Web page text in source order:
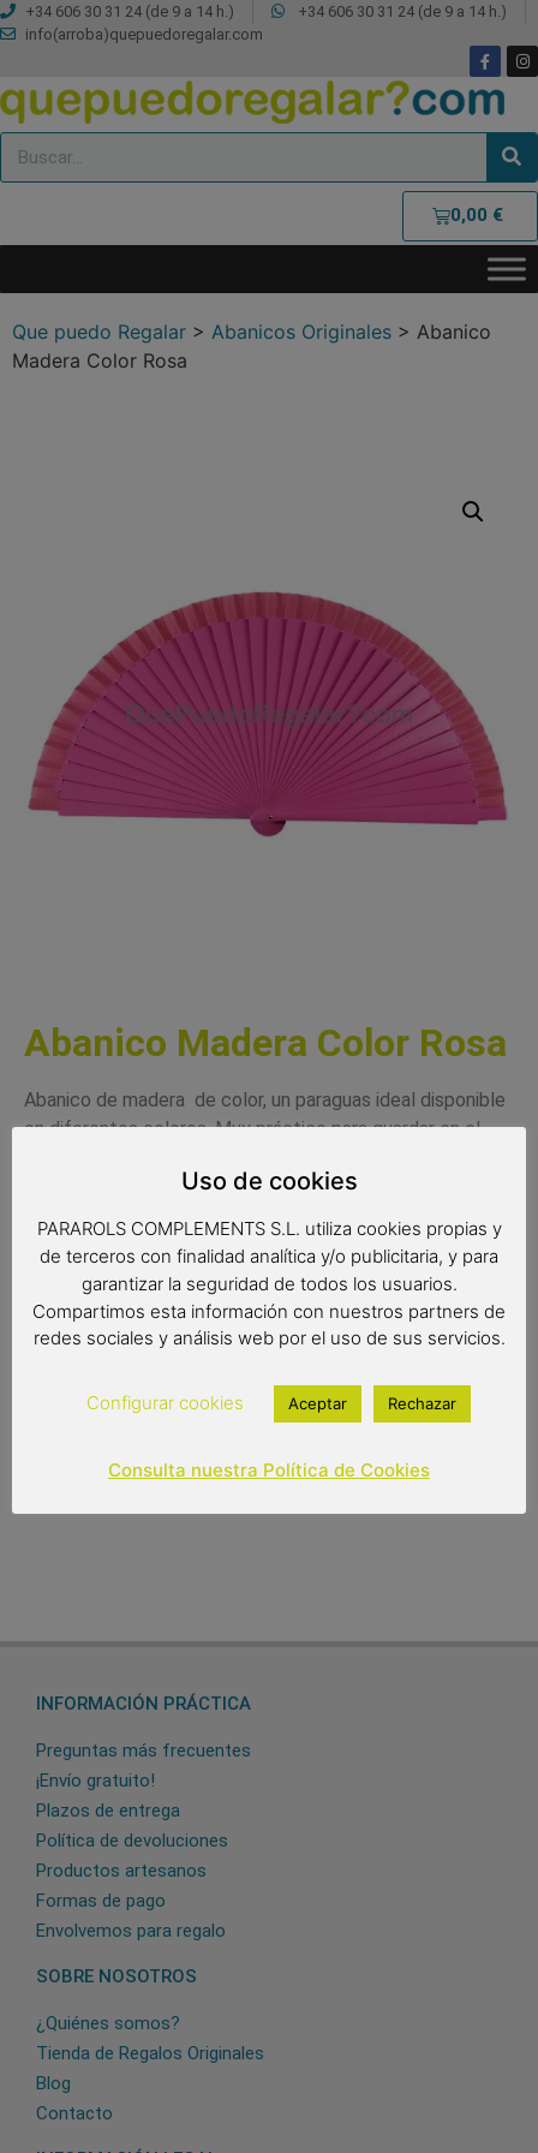
+34 606 30 31 24 (de 9 a 14 h.)
+34 606 30 31 24 (de 9 a 14 h.)
info(arroba)quepuedoregalar.com
0,00 €
Que puedo Regalar > Abanicos Originales > Abanico
Madera Color Rosa
Abanico Madera Color Rosa
Abanico de madera de color, un paraguas ideal disponible
en diferentes colores. Muy práctico para guardar en el
bonito y de calidad perfecto, para lucir en cualquier
Medidas: 23 cm cerrado
Out of stock
INFORMACIÓN PRÁCTICA
Preguntas más frecuentes
¡Envío gratuito!
Plazos de entrega
Política de devoluciones
Productos artesanos
Formas de pago
Envolvemos para regalo
SOBRE NOSOTROS
¿Quiénes somos?
Tienda de Regalos Originales
Blog
Contacto
Uso de cookies
PARAROLS COMPLEMENTS S.L. utiliza cookies propias y
de terceros con finalidad analítica y/o publicitaria, y para
garantizar la seguridad de todos los usuarios.
Compartimos esta información con nuestros partners de
redes sociales y análisis web por el uso de sus servicios.
Configurar cookies Aceptar Rechazar
Consulta nuestra Política de Cookies